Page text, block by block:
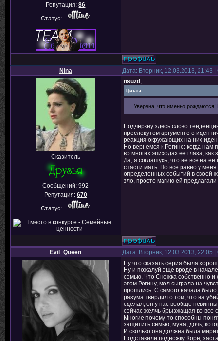
Репутация:86
Статус:
Nina Дата: Вторник, 12.03.2013, 21:43
Сказитель
Сообщений:992
Репутация: 670
Статус:
nsuzd ,
Цитата
Уверена, что именно рождаются!
Подчеркну здесь слово
пресловутом аргументе о
реакция окружающих на них
Но вернемся к Регине: когда
во многих эпизодах ее глаза,
Да, я соглашусь, что не все на
спасти мать. Но все равно у
определенных событий в своей
зло, просто магию ей
Evil_Queen
Дата: Вторник, 12.03.2013, 22:05
Ну что сказать серия была
Ну и пожалуй еще вроде в
семью. Что Снежка собственно и
этом Регину, мол сыграла на
прошлись. С самого начала было
разума твердил о том, что на
сделал, он у нас вообще
сейчас желчь брызжащая во все
Многие почему то способны
защитить семью, мужа, дочь,
И сколько она должна была
Подставили подножку Коре,